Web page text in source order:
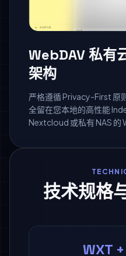
WebDAV 私有
架构
严格遵循 Privacy-First 原
全留在您本地的高性能
Nextcloud 或私有 NAS 的
技术规格
WXT